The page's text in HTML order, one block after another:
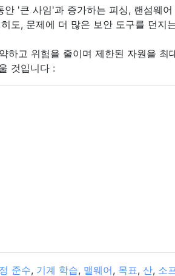
'큰 사임'과 증가하는 피싱, 랜섬웨
도, 문제에 더 많은 보안 도구를 던지
하고 위험을 줄이며 제한된 자원을 최
것입니다 :
준수, 기계 학습, 맬웨어, 목표, 산, 소